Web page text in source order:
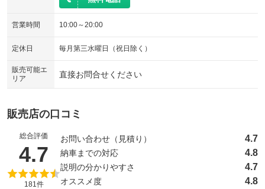
営業時間 10:00～20:00
定休日 毎月第三水曜日（祝日除く）
販売可能エ
リア
直接お問合せください
販売店の口コミ
総合評価
4.7 （5点満点中）
181件
お問い合わせ（見積り） 4.7
納車までの対応 4.8
説明の分かりやすさ 4.7
オススメ度 4.8